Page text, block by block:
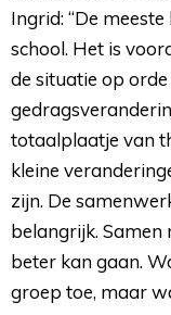
Ingrid: “De
school. Het is
de situatie op
totaalplaatje van
kleine
zijn. De
belangrijk. Samen
beter kan gaan.
groep toe, maar